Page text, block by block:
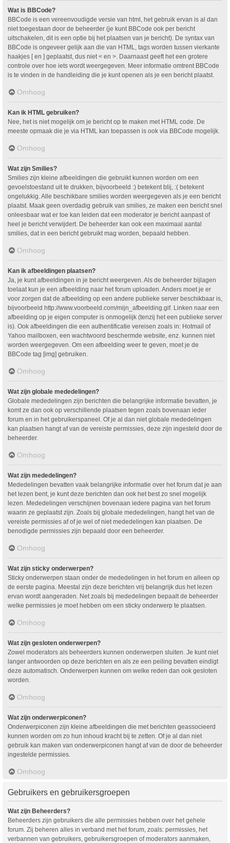
Wat is BBCode?
BBCode is een vereenvoudigde versie van html, het gebruik ervan is al dan
niet toegestaan door de beheerder (je kunt BBCode ook per bericht
uitschakelen, dit is een optie bij het plaatsen van je bericht). De syntax van
BBCode is ongeveer gelijk aan die van HTML, tags worden tussen vierkante
haakjes [ en ] geplaatst, dus niet < en >. Daarnaast geeft het een grotere
controle over hoe iets wordt weergegeven. Meer informatie omtrent BBCode
is te vinden in de handleiding die je kunt openen als je een bericht plaatst.
Omhoog
Kan ik HTML gebruiken?
Nee, het is niet mogelijk om je bericht op te maken met HTML code. De
meeste opmaak die je via HTML kan toepassen is ook via BBCode mogelijk.
Omhoog
Wat zijn Smilies?
Smilies zijn kleine afbeeldingen die gebruikt kunnen worden om een
gevoelstoestand uit te drukken, bijvoorbeeld :) betekent blij, :( betekent
ongelukkig. Alle beschikbare smilies worden weergegeven als je een bericht
plaatst. Maak geen overdadig gebruik van smilies, ze maken een bericht snel
onleesbaar wat er toe kan leiden dat een moderator je bericht aanpast of
heel je bericht verwijdert. De beheerder kan ook een maximaal aantal
smilies, dat in een bericht gebruikt mag worden, bepaald hebben.
Omhoog
Kan ik afbeeldingen plaatsen?
Ja, je kunt afbeeldingen in je bericht weergeven. Als de beheerder bijlagen
toelaat kun je een afbeelding naar het forum uploaden. Anders moet je er
voor zorgen dat de afbeelding op een andere publieke server beschikbaar is,
bijvoorbeeld http://www.voorbeeld.com/mijn_afbeelding.gif. Linken naar een
afbeelding op je eigen computer is onmogelijk (tenzij het een publieke server
is). Ook afbeeldingen die een authentificatie vereisen zoals in: Hotmail of
Yahoo mailboxen, een wachtwoord beschermde website, enz. kunnen niet
worden weergegeven. Om een afbeelding weer te geven, moet je de
BBCode tag [img] gebruiken.
Omhoog
Wat zijn globale mededelingen?
Globale mededelingen zijn berichten die belangrijke informatie bevatten, je
komt ze dan ook op verschillende plaatsen tegen zoals bovenaan ieder
forum en in het gebruikerspaneel. Of je al dan niet globale mededelingen
kan plaatsen hangt af van de vereiste permissies, deze zijn ingesteld door de
beheerder.
Omhoog
Wat zijn mededelingen?
Mededelingen bevatten vaak belangrijke informatie over het forum dat je aan
het lezen bent, je kunt deze berichten dan ook het best zo snel mogelijk
lezen. Mededelingen verschijnen bovenaan iedere pagina van het forum
waarin ze geplaatst zijn. Zoals bij globale mededelingen, hangt het van de
vereiste permissies af of je wel of niet mededelingen kan plaatsen. De
benodigde permissies zijn bepaald door een beheerder.
Omhoog
Wat zijn sticky onderwerpen?
Sticky onderwerpen staan onder de mededelingen in het forum en alleen op
de eerste pagina. Meestal zijn deze berichten vrij belangrijk dus het lezen
ervan wordt aangeraden. Net zoals bij mededelingen bepaalt de beheerder
welke permissies je moet hebben om een sticky onderwerp te plaatsen.
Omhoog
Wat zijn gesloten onderwerpen?
Zowel moderators als beheerders kunnen onderwerpen sluiten. Je kunt niet
langer antwoorden op deze berichten en als ze een peiling bevatten eindigt
deze automatisch. Onderwerpen kunnen om welke reden dan ook gesloten
worden.
Omhoog
Wat zijn onderwerpiconen?
Onderwerpiconen zijn kleine afbeeldingen die met berichten geassocieerd
kunnen worden om zo hun inhoud kracht bij te zetten. Of je al dan niet
gebruik kan maken van onderwerpiconen hangt af van de door de beheerder
ingestelde permissies.
Omhoog
Gebruikers en gebruikersgroepen
Wat zijn Beheerders?
Beheerders zijn gebruikers die alle permissies hebben over het gehele
forum. Zij beheren alles in verband met het forum, zoals: permissies, het
verbannen van gebruikers, gebruikersgroepen of moderators aanmaken,